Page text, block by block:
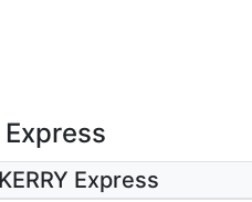
Express
Express